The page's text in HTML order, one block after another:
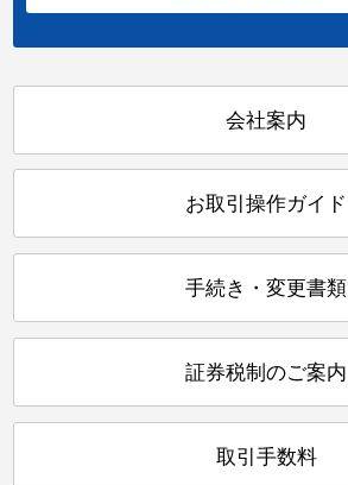
会社案内
お取引操作ガイド
手続き・変更書類
証券税制のご案内
取引手数料